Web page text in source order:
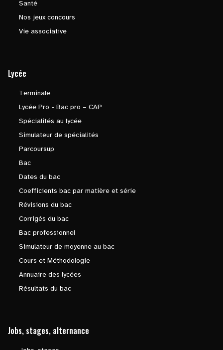
Santé
Nos jeux concours
Vie associative
Lycée
Terminale
Lycée Pro - Bac pro – CAP
Spécialités au lycée
Simulateur de spécialités
Parcoursup
Bac
Dates du bac
Coefficients bac par matière et série
Révisions du bac
Corrigés du bac
Bac professionnel
Simulateur de moyenne au bac
Cours et Méthodologie
Annuaire des lycées
Résultats du bac
Jobs, stages, alternance